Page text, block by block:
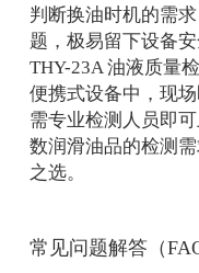
判断换油时机的需
题，极易留下设备
THY-23A 油液质量
便携式设备中，现
需专业检测人员即
数润滑油品的检测
之选。
常见问题解答（